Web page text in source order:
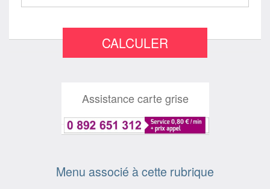
CALCULER
Assistance carte grise
Menu associé à cette rubrique